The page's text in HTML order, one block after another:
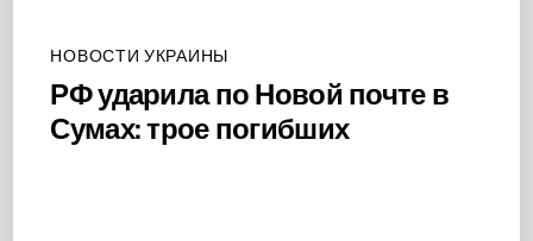
НОВОСТИ УКРАИНЫ
РФ ударила по Новой почте в
Сумах: трое погибших